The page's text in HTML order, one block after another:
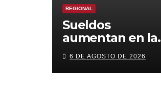
REGIONAL
Sueldos
aumentan en la
región, pero
pierde fuerza el
empleo formal
6 DE AGOSTO DE 2026